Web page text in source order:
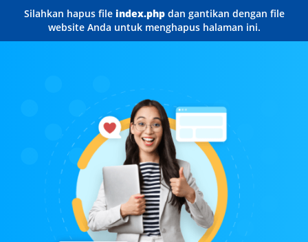
Silahkan hapus file index.phpdan gantikan dengan file
website Anda untuk menghapus halaman ini.